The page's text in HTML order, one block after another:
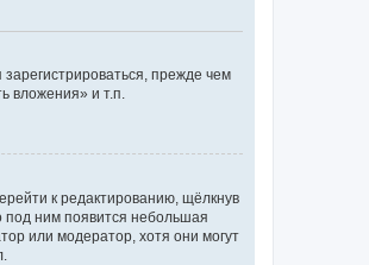
прежде чем
вложения» и т.п.
к редактированию, щёлкнув
под ним появится небольшая
или модератор, хотя они могут